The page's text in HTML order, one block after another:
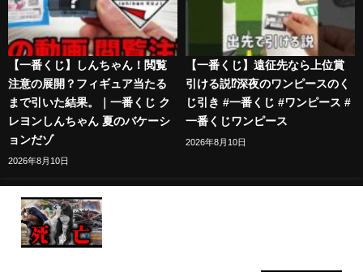
【一番くじ】しんちゃん！閲覧
注意の展開？フィギュア当たる
まで引いた結果。｜一番くじ ク
レヨンしんちゃん 夏のバケーシ
ョンだゾ
2026年8月10日
【一番くじ】遠征先なら上位賞
引ける説⁉︎深夜のワンピースのく
じ引き #一番くじ #ワンピース #
一番くじワンピース
2026年8月10日